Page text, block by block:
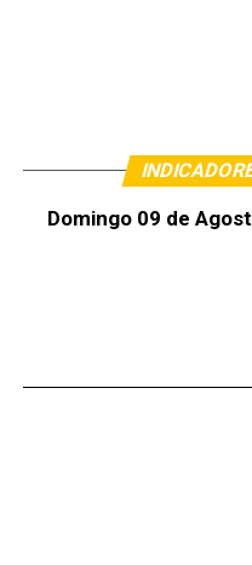
Domingo 09 de